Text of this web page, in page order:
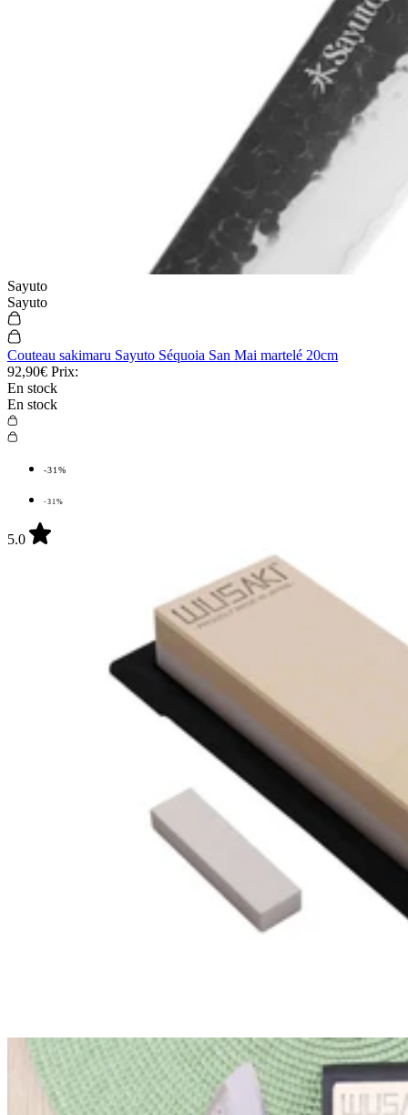
Sayuto
Sayuto
Couteau sakimaru Sayuto Séquoia San Mai martelé 20cm
92,90€ Prix:
En stock
En stock
-31%
-31%
5.0